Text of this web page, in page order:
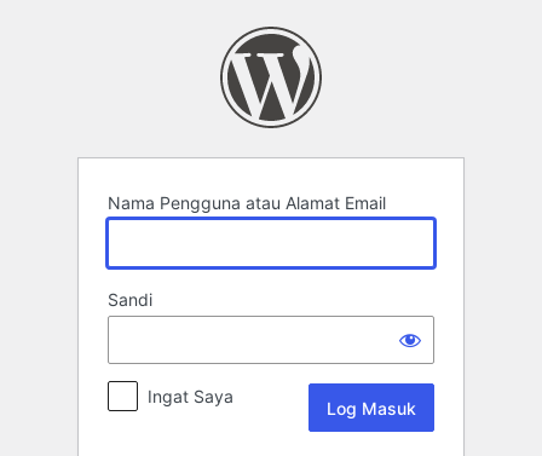
Nama Pengguna atau Alamat Email
Sandi
Ingat Saya